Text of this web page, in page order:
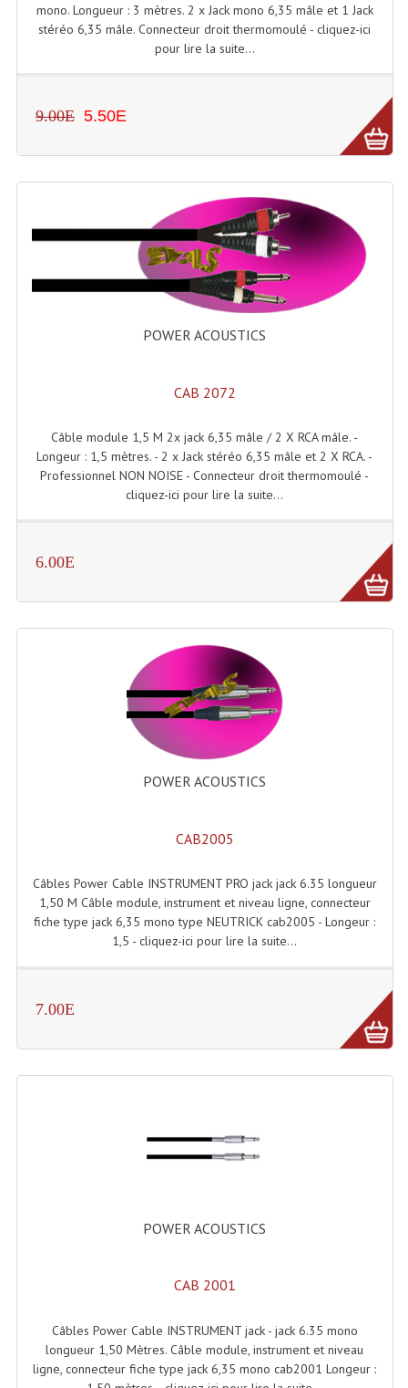
Moteurs Pavillons Pour Enceinte
Lecteurs Cd À Plats
Lecteurs Cd À Plats Lecteur MP3
Lecteurs Double Cd Mixage Intégrée
Lecteurs Double Cd MP3
Lecteurs Lasers Simple Et Mp3 (rack 19")
Enregistreur Numérique
Platines Dvd Pour Dj
Microphones Filaires
Micro Sans Fil HF VHF 200MHZ
Micro Sans Fil HF UHF 800MHZ
Microphones De Surface
Portes Voix Mégaphones
Pupitre Pour Discours
Tables De Mixage DJ
Consoles Sono Et Studio
Consoles Amplifiées
Changeurs De Couleurs
Déco Light
mono. Longueur : 3 mètres. 2 x Jack mono 6,35 mâle et 1 Jack
stéréo 6,35 mâle. Connecteur droit thermomoulé - cliquez-ici
pour lire la suite...
9.00E 5.50E
POWER ACOUSTICS
CAB 2072
Câble module 1,5 M 2x jack 6,35 mâle / 2 X RCA mâle. -
Longeur : 1,5 mètres. - 2 x Jack stéréo 6,35 mâle et 2 X RCA. -
Professionnel NON NOISE - Connecteur droit thermomoulé -
cliquez-ici pour lire la suite...
6.00E
POWER ACOUSTICS
CAB2005
Câbles Power Cable INSTRUMENT PRO jack jack 6.35 longueur
1,50 M Câble module, instrument et niveau ligne, connecteur
fiche type jack 6,35 mono type NEUTRICK cab2005 - Longeur :
1,5 - cliquez-ici pour lire la suite...
7.00E
POWER ACOUSTICS
CAB 2001
Câbles Power Cable INSTRUMENT jack - jack 6.35 mono
longueur 1,50 Mètres. Câble module, instrument et niveau
ligne, connecteur fiche type jack 6,35 mono cab2001 Longeur :